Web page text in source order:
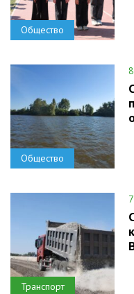
Общество
Общество
Транспорт